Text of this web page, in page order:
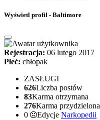
Wyświetl profil - Baltimore
Rejestracja: 06 lutego 2017
Płeć: chłopak
ZASŁUGI
626Liczba postów
83Karma otrzymana
276Karma przydzielona
0
Edycje Narkopedii